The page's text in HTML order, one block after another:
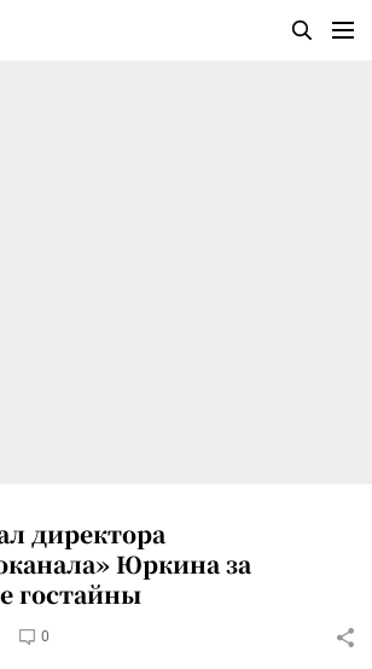
директора
Юркина за
гостайны
0